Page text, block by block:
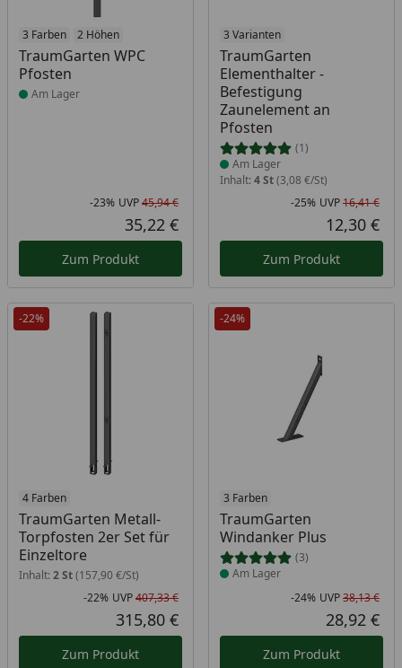
3 Farben 2 Höhen
TraumGarten WPC
Pfosten
Produkt am Lager
Am Lager
Rabatt in Prozent
-23%
Ursprünglicher Preis
UVP45,94 €
Aktueller Preis
35,22 €
Zum Produkt
3 Varianten
TraumGarten
Elementhalter -
Befestigung
Zaunelement an
Pfosten
(1)
Produkt am Lager
Am Lager
Inhalt: 4 St(3,08 €/St)
-25% UVP16,41 €
12,30 €
Zum Produkt
-22%
4 Farben
TraumGarten Metall-
Torpfosten 2er Set für
Einzeltore
Inhalt: 2 St(157,90 €/St)
Rabatt in Prozent
-22%
Ursprünglicher Preis
UVP407,33 €
Aktueller Preis
315,80 €
Zum Produkt
-24%
3 Farben
TraumGarten
Windanker Plus
(3)
Produkt am Lager
Am Lager
-24% UVP38,13 €
28,92 €
Zum Produkt